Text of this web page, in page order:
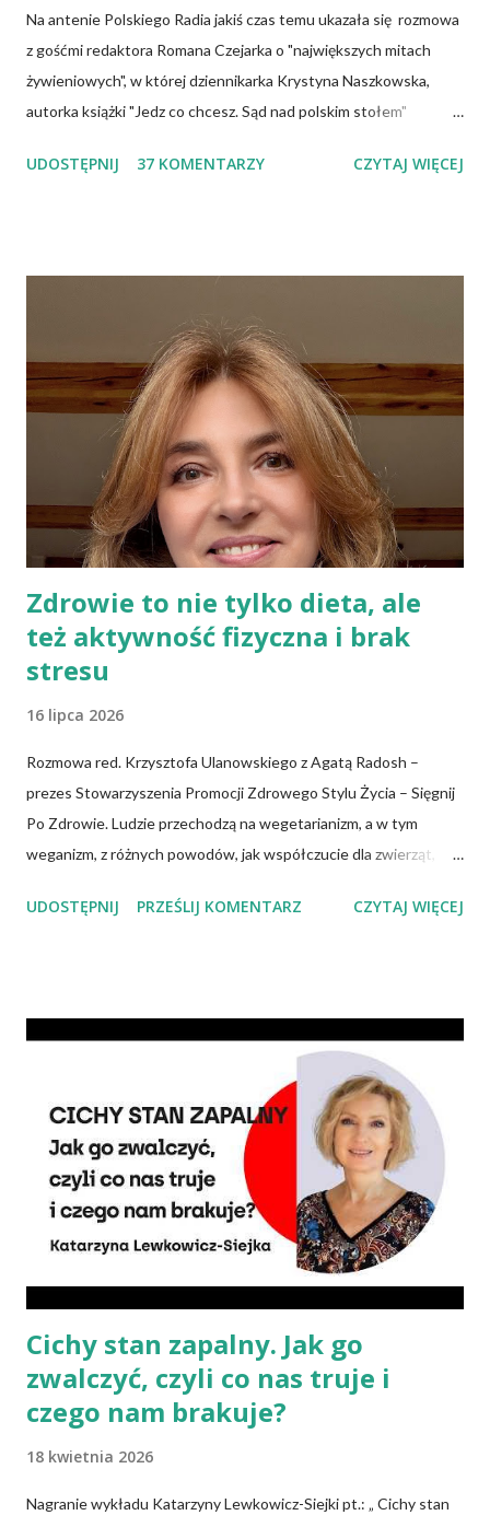
Na antenie Polskiego Radia jakiś czas temu ukazała się rozmowa
z gośćmi redaktora Romana Czejarka o "największych mitach
żywieniowych", w której dziennikarka Krystyna Naszkowska,
autorka książki "Jedz co chcesz. Sąd nad polskim stołem"
na temat żywności, często nie przedostaje się do opinii
Wiele podobnych w treści informacji znajduje się także w
Internecie. Można spotkać nawet specjalistów, którzy mają
kompletnie odmienne spojrzenie na ten sam problem. To budzi
niepewność i brak zaufania do instytucji służby zdrowia, bowiem
społeczeństwo oczekuje konkretnych, jednolitych zaleceń.
Trzeba pamiętać, że każdego roku towarzystwa naukowe czy
grupy robocze z różnych dziedzin publikują...
UDOSTĘPNIJ 37 KOMENTARZY CZYTAJ WIĘCEJ
Zdrowie to nie tylko dieta, ale
też aktywność fizyczna i brak
stresu
16 lipca 2026
Rozmowa red. Krzysztofa Ulanowskiego z Agatą Radosh –
prezes Stowarzyszenia Promocji Zdrowego Stylu Życia – Sięgnij
Po Zdrowie. Ludzie przechodzą na wegetarianizm, a w tym
weganizm, z różnych powodów, jak współczucie dla zwierząt,
Wiadomo, że czerwone mięso zwiększa ryzyko nowotworów,
składników? Talerz, nie słupki Albo inaczej – czy przechodząc na
wegetarianizm, a zwłaszcza weganizm, trzeba się liczyć z tym, że
wszystkie składniki będzie się skrupulatnie sumowało w
słupkach? – Nie ma takiej potrzeby – uspokaja Agata Radosh,
prezes Stowarzyszenia Promocji Zdrowego Stylu Życia – Sięgnij
Po Zdrowie. – Choć owszem, gdy chcemy nauczyć się podstaw
komponowania diety wegańskiej, możemy spisywać to, co
spożywamy, w jakich ilościach, jaką ma to wartość od...
UDOSTĘPNIJ PRZEŚLIJ KOMENTARZ CZYTAJ WIĘCEJ
Cichy stan zapalny. Jak go
zwalczyć, czyli co nas truje i
czego nam brakuje?
18 kwietnia 2026
Nagranie wykładu Katarzyny Lewkowicz-Siejki pt.: „ Cichy stan